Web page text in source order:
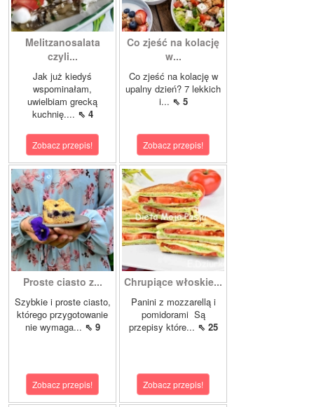
Melitzanosalata
czyli...
Jak już kiedyś
wspominałam,
uwielbiam grecką
kuchnię.... ⇖ 4
Zobacz przepis!
Co zjeść na kolację
w...
Co zjeść na kolację w
upalny dzień? 7 lekkich
i... ⇖ 5
Zobacz przepis!
Proste ciasto z...
Szybkie i proste ciasto,
którego przygotowanie
nie wymaga... ⇖ 9
Zobacz przepis!
Chrupiące włoskie...
Panini z mozzarellą i
pomidorami Są
przepisy które... ⇖ 25
Zobacz przepis!